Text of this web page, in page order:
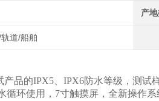
产地
道/船舶
产品的IPX5、IPX6防水等级，测
循环使用，7寸触摸屏，全新操作系